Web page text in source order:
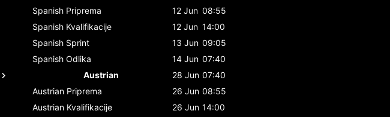
Spanish Priprema 12 Jun 08:55
Spanish Kvalifikacije 12 Jun 14:00
Spanish Sprint 13 Jun 09:05
Spanish Odlika 14 Jun 07:40
Austrian
28 Jun 07:40
Austrian Priprema 26 Jun 08:55
Austrian Kvalifikacije 26 Jun 14:00